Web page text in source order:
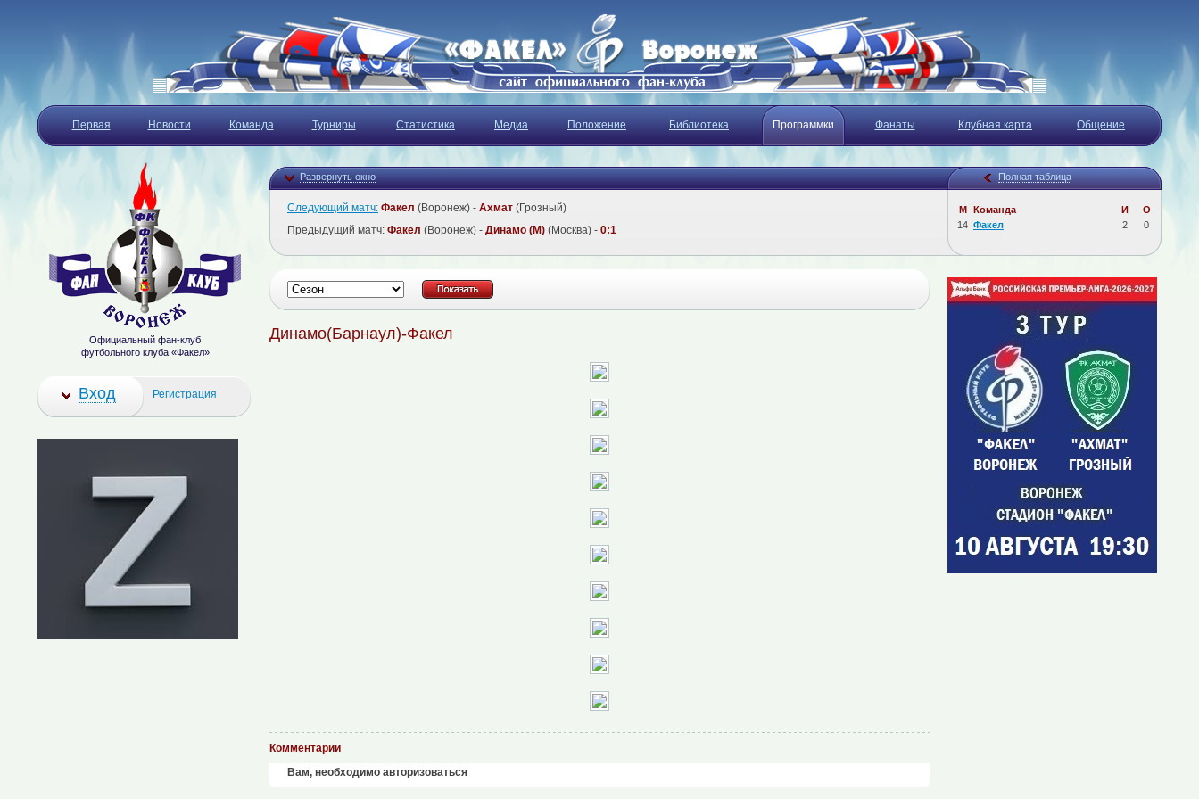
Первая Новости Команда Турниры Статистика Медиа Положение Библиотека Программки Фанаты Клубная карта Общение
Развернуть окно Полная таблица
М Команда И
О
14 Факел 2 0
Следующий матч: Факел (Воронеж) - Ахмат (Грозный)
Предыдущий матч: Факел (Воронеж) - Динамо (М) (Москва) - 0:1
Динамо(Барнаул)-Факел
Комментарии
Вам, необходимо авторизоваться
Официальный фан-клуб
футбольного клуба «Факел»
Вход Регистрация